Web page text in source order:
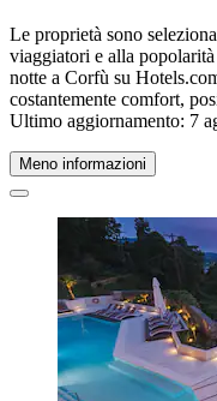
Le proprietà sono
viaggiatori e alla
notte a Corfù su
costantemente comfort,
Ultimo aggiornamento: 7
Meno informazioni